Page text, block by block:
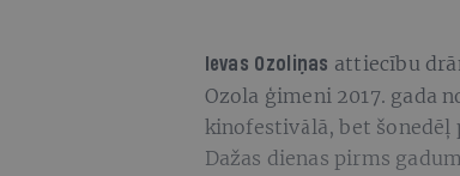
Ievas Ozoliņas attiecību
Ozola ģimeni 2017. gada
kinofestivālā, bet
Dažas dienas pirms